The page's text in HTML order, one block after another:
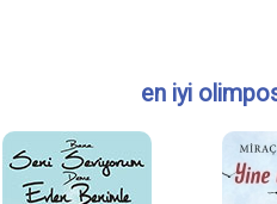
en iyi olimpos